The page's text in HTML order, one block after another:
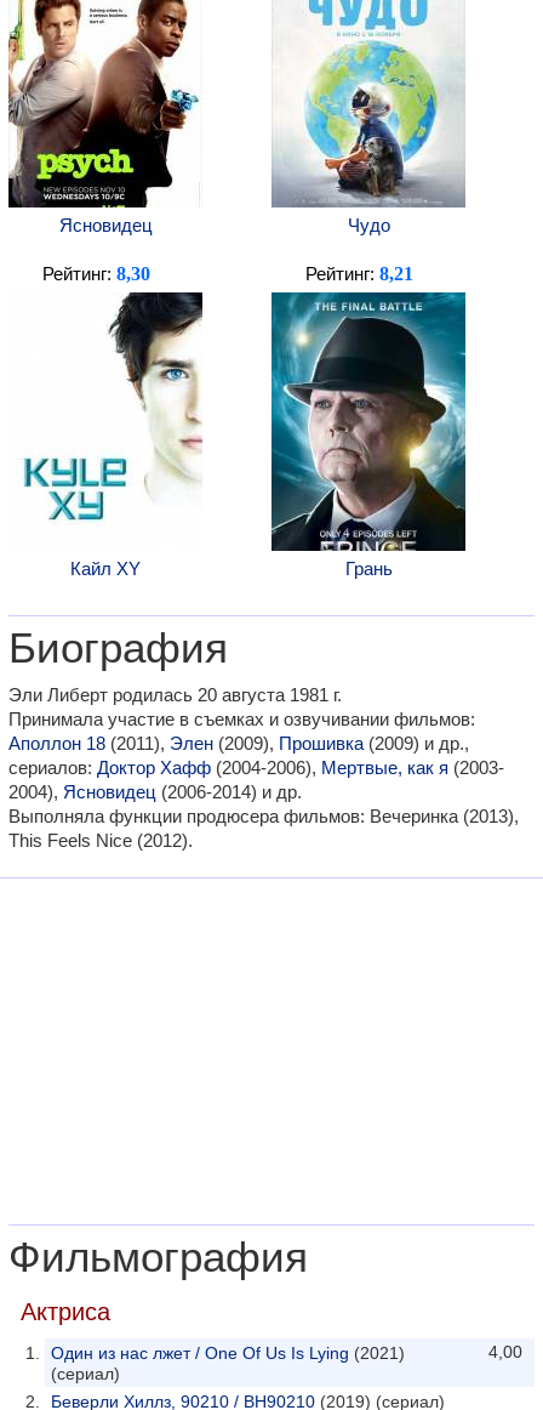
Ясновидец Чудо
Рейтинг: 8,30
Кайл XY
Рейтинг: 8,21
Грань
Биография
Эли Либерт родилась 20 августа 1981 г.
Принимала участие в съемках и озвучивании фильмов:
Аполлон 18 (2011), Элен (2009), Прошивка (2009) и др.,
сериалов: Доктор Хафф (2004-2006), Мертвые, как я (2003-
2004), Ясновидец (2006-2014) и др.
Выполняла функции продюсера фильмов: Вечеринка (2013),
This Feels Nice (2012).
Фильмография
Актриса
4,00
Один из нас лжет / One Of Us Is Lying (2021)
(сериал)
Беверли Хиллз, 90210 / BH90210 (2019) (сериал)